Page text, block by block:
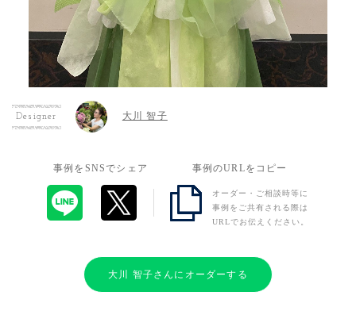
Designer 大川 智子
事例をSNSでシェア 事例のURLをコピー
オーダー・ご相談時等に
事例をご共有される際は
URLでお伝えください。
大川 智子さんにオーダーする